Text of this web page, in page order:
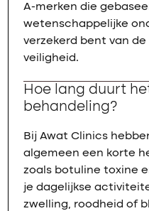
A-merken die
wetenschappelijke
verzekerd bent van
veiligheid.
Hoe lang duurt
behandeling?
Bij Awat Clinics
algemeen een korte
zoals botuline toxine
je dagelijkse
zwelling, roodheid of